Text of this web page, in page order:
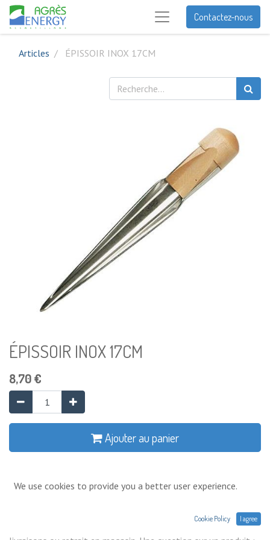
Contactez-nous
Articles ÉPISSOIR INOX 17CM
ÉPISSOIR INOX 17CM
8,70€
Ajouter au panier
Prix exprimés Hors TVA. Expéditions,
We use cookies to provide you a better user experience.
Cookie Policy I agree